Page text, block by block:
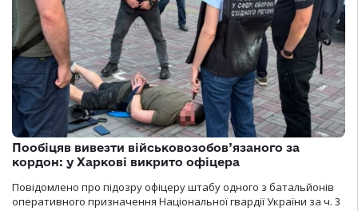
Пообіцяв вивезти військовозобов’язаного за
кордон: у Харкові викрито офіцера
Повідомлено про підозру офіцеру штабу одного з батальйонів
оперативного призначення Національної гвардії України за ч. 3